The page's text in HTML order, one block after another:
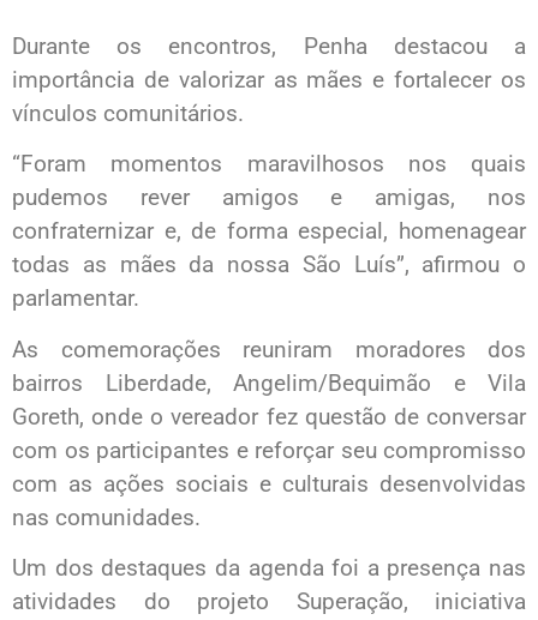
Durante os encontros, Penha destacou a
importância de valorizar as mães e fortalecer os
vínculos comunitários.
“Foram momentos maravilhosos nos quais
pudemos rever amigos e amigas, nos
confraternizar e, de forma especial, homenagear
todas as mães da nossa São Luís”, afirmou o
parlamentar.
As comemorações reuniram moradores dos
bairros Liberdade, Angelim/Bequimão e Vila
Goreth, onde o vereador fez questão de conversar
com os participantes e reforçar seu compromisso
com as ações sociais e culturais desenvolvidas
nas comunidades.
Um dos destaques da agenda foi a presença nas
atividades do projeto Superação, iniciativa